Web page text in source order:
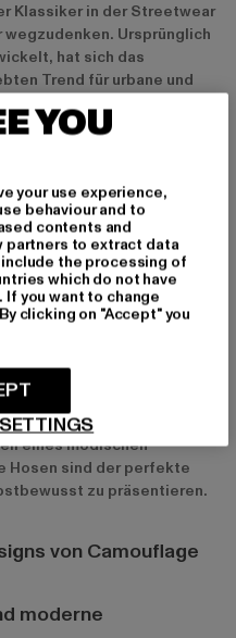
Klassiker in der Streetwear
Ursprünglich
hat sich das
Trend für urbane und
beim Sport und Outdoor-
Style und Komfort
Sie verleihen jedem Outfit
dafür, dass du aus der
so beliebt sind
wegen ihres auffälligen
ihrer Vielseitigkeit. Sie
Darüber hinaus
und werden oft
assoziiert. Egal ob für
eines modischen
Hosen sind der perfekte
zu präsentieren.
von Camouflage
moderne
YOU
your use experience,
behaviour and to
contents and
partners to extract data
the processing of
which do not have
you want to change
clicking on "Accept" you